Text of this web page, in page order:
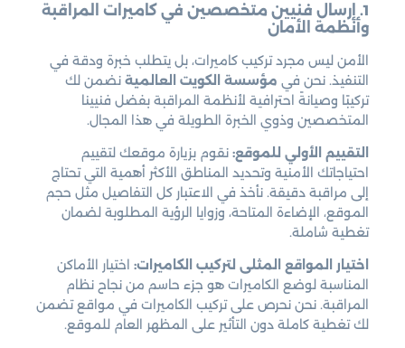
1. إرسال فنيين متخصصين في كاميرات المراقبة
وأنظمة الأمان
الأمن ليس مجرد تركيب كاميرات، بل يتطلب خبرة ودقة في
التنفيذ. نحن في مؤسسة الكويت العالمية نضمن لك
تركيبًا وصيانةً احترافية لأنظمة المراقبة بفضل فنيينا
المتخصصين وذوي الخبرة الطويلة في هذا المجال.
التقييم الأولي للموقع: نقوم بزيارة موقعك لتقييم
احتياجاتك الأمنية وتحديد المناطق الأكثر أهمية التي تحتاج
إلى مراقبة دقيقة. نأخذ في الاعتبار كل التفاصيل مثل حجم
الموقع، الإضاءة المتاحة، وزوايا الرؤية المطلوبة لضمان
تغطية شاملة.
اختيار المواقع المثلى لتركيب الكاميرات: اختيار الأماكن
المناسبة لوضع الكاميرات هو جزء حاسم من نجاح نظام
المراقبة. نحن نحرص على تركيب الكاميرات في مواقع تضمن
لك تغطية كاملة دون التأثير على المظهر العام للموقع.